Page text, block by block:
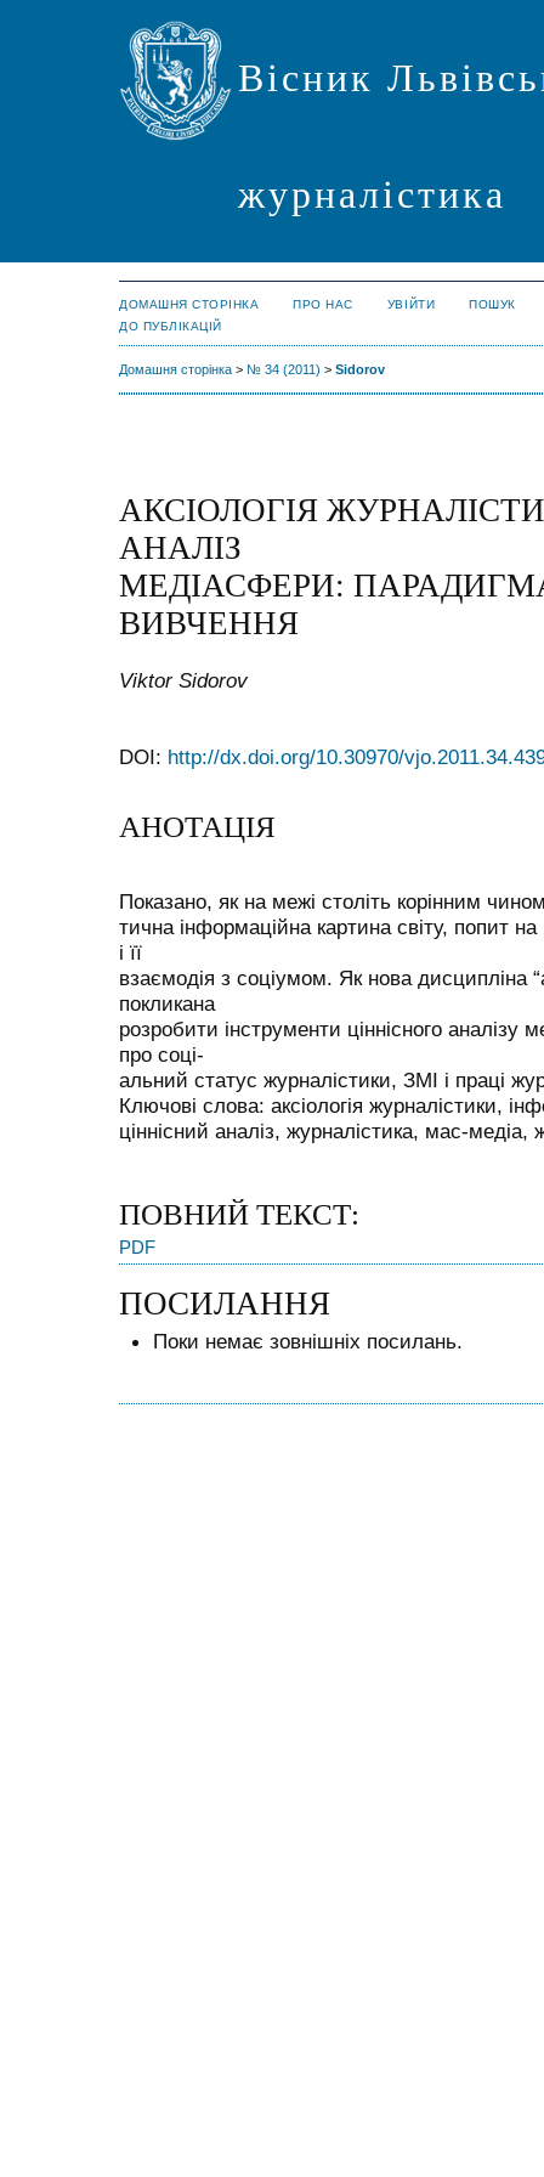
Вісник
журналістика
ДОМАШНЯ СТОРІНКА ПРО НАС УВІЙТИ
ПОШУК
ДО ПУБЛІКАЦІЙ
Домашня сторінка > № 34 (2011) > Sidorov
АКСІОЛОГІЯ
АНАЛІЗ
МЕДІАСФЕРИ:
ВИВЧЕННЯ
Viktor Sidorov
DOI: http://dx.doi.org/10.30970/
АНОТАЦІЯ
Показано, як на межі століть корінним
тична інформаційна картина світу, попит
і її
взаємодія з соціумом. Як нова дисципліна
покликана
розробити інструменти ціннісного аналізу
про соці-
альний статус журналістики, ЗМІ і праці
Ключові слова: аксіологія журналістики,
ціннісний аналіз, журналістика, мас-медіа,
ПОВНИЙ ТЕКСТ:
PDF
ПОСИЛАННЯ
Поки немає зовнішніх посилань.